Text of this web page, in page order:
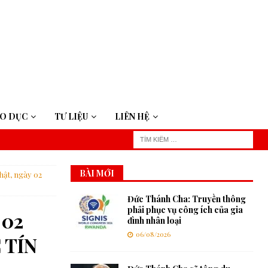
DỤC TƯ LIỆU LIÊN HỆ
ngày 02
TÍN
BÀI MỚI
Đức Thánh Cha: Truyền thông
phải phục vụ công ích của gia
đình nhân loại
06/08/2026